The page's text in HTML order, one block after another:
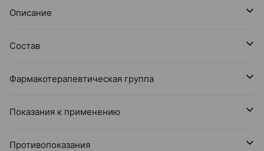
Описание
Состав
Фармакотерапевтическая группа
Показания к применению
Противопоказания